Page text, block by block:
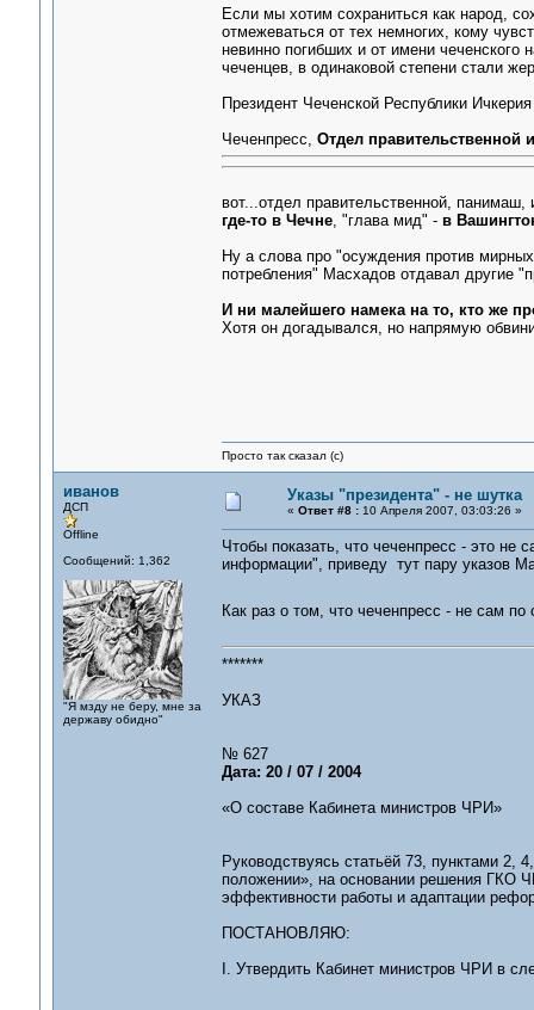
Если мы хотим сохраниться как народ,
отмежеваться от тех немногих, кому
невинно погибших и от имени
чеченцев, в одинаковой степени стали
Президент Чеченской Республики
Чеченпресс, Отдел правительственной
вот...отдел правительственной,
где-то в Чечне, "глава мид" - в
Ну а слова про "осуждения против
потребления" Масхадов отдавал другие
И ни малейшего намека на то, кто же
Хотя он догадывался, но напрямую
Просто так сказал (с)
иванов
ДСП
Offline
Сообщений: 1,362
"Я мзду не беру, мне за
державу обидно"
Указы "президента" - не шутка
« Ответ #8 :10 Апреля 2007, 03:03:26 »
Чтобы показать, что чеченпресс - это не
информации", приведу тут пару указов
Как раз о том, что чеченпресс - не сам
*******
УКАЗ
№ 627
Дата: 20 / 07 / 2004
«О составе Кабинета министров ЧРИ»
Руководствуясь статьёй 73, пунктами 2,
положении», на основании решения ГКО
эффективности работы и адаптации
ПОСТАНОВЛЯЮ:
I. Утвердить Кабинет министров ЧРИ в